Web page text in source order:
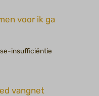
voor ik ga
insufficiëntie
vangnet